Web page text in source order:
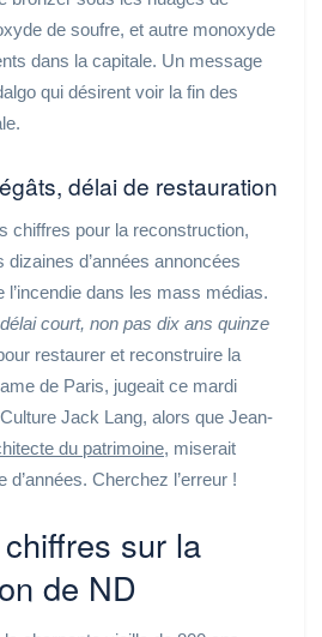
de soufre, et autre monoxyde
dans la capitale. Un message
qui désirent voir la fin des
délai de restauration
chiffres pour la reconstruction,
d’années annoncées
l’incendie dans les mass médias.
court, non pas dix ans quinze
restaurer et reconstruire la
de Paris, jugeait ce mardi
Jack Lang, alors que Jean-
du patrimoine, miserait
d’années. Cherchez l’erreur !
sur la
de ND